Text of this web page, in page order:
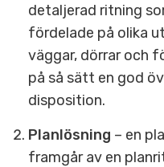
detaljerad ritning
fördelade på olika
väggar, dörrar och
på så sätt en god
disposition.
Planlösning – en
framgår av en